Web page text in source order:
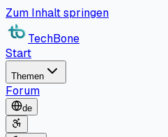
Zum Inhalt springen
TechBone
Start
Themen
Forum
de